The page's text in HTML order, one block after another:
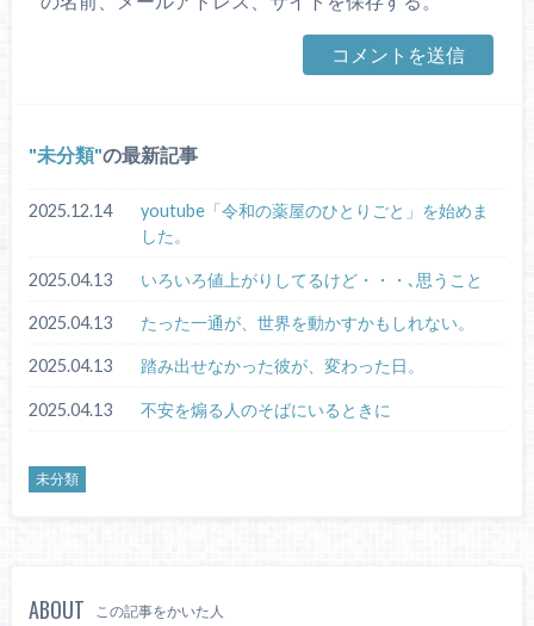
未分類 の最新記事
2025.12.14
youtube「令和の薬屋のひとりごと」を始めま
した。
2025.04.13 いろいろ値上がりしてるけど・・・､思うこと
2025.04.13 たった一通が、世界を動かすかもしれない。
2025.04.13 踏み出せなかった彼が、変わった日。
2025.04.13 不安を煽る人のそばにいるときに
未分類
ABOUT この記事をかいた人